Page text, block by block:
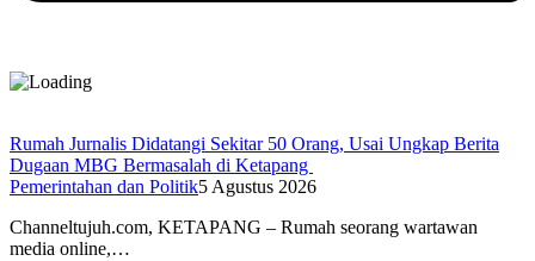
Rumah Jurnalis Didatangi Sekitar 50 Orang, Usai Ungkap Berita
Dugaan MBG Bermasalah di Ketapang
Pemerintahan dan Politik5 Agustus 2026
Channeltujuh.com, KETAPANG – Rumah seorang wartawan
media online,…